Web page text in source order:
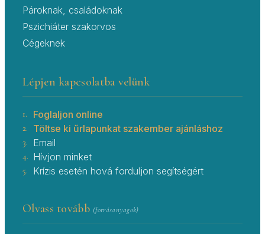
Pároknak, családoknak
Pszichiáter szakorvos
Cégeknek
Lépjen kapcsolatba velünk
1. Foglaljon online
2. Töltse ki űrlapunkat szakember ajánláshoz
3. Email
4. Hívjon minket
5. Krízis esetén hová forduljon segítségért
Olvass tovább (forrásanyagok)